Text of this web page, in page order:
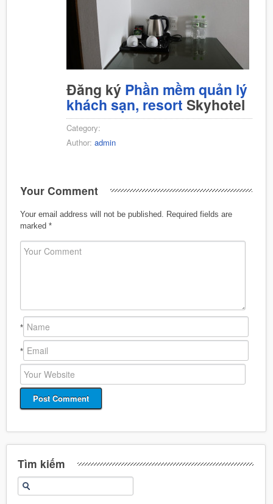
Đăng ký Phần mềm quản lý
khách sạn, resort Skyhotel
Category:
Author: admin
Your Comment
Your email address will not be published.
Required fields are
marked *
*
*
Tìm kiếm